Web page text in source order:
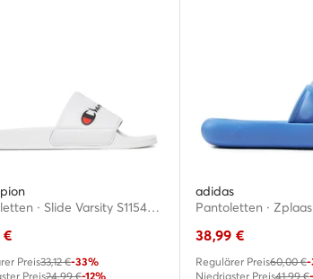
Pantoletten · Slide Varsity S11544-CHA-WW001 · Weiß
€
Preis33,12 €-33%
Preis24,99 €-12%
adidas
38,99 €
Regulärer Preis60,00 €-
Niedrigster Preis41,99 €